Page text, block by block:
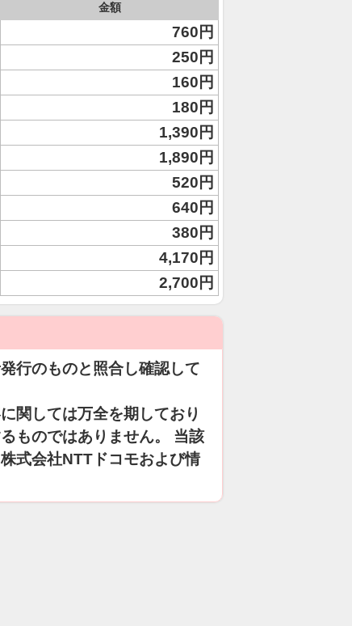
金額
760円
250円
160円
180円
1,390円
1,890円
520円
640円
380円
4,170円
2,700円
行のものと照合し確認して
関しては万全を期しており
ものではありません。 当該
式会社NTTドコモおよび情